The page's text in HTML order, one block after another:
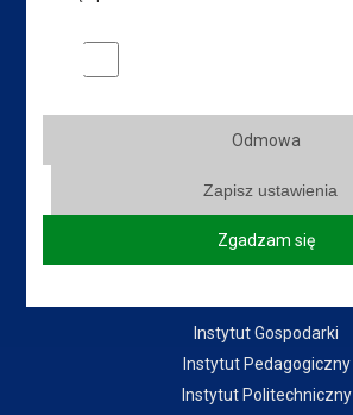
Mapa Kampusu
Dział IT
Instytut Gospodarki
Instytut Pedagogiczny
Instytut Politechniczny
Marketingowe pliki cookies
Odmowa
Zapisz ustawienia
Zgadzam się